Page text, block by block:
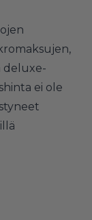
deluxe-
ei ole